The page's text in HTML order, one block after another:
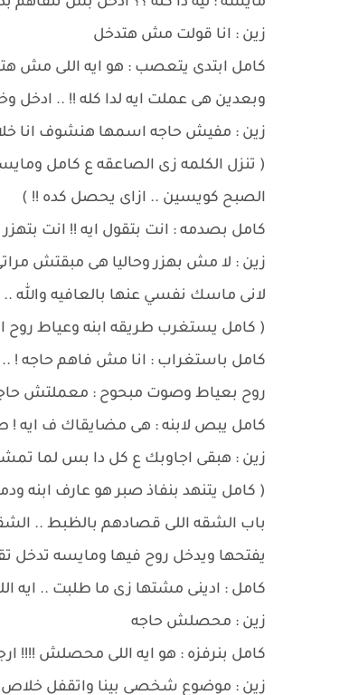
زين : انا قولت مش هتدخل
كامل ابتدى يتعصب : هو ايه اللى مش
وبعدين هى عملت ايه لدا كله !! .. ادخل
زين : مفيش حاجه اسمها هنشوف انا
( تنزل الكلمه زى الصاعقه ع كامل
الصبح كويسين .. ازاى يحصل كده !! )
كامل بصدمه : انت بتقول ايه !! انت
زين : لا مش بهزر وحاليا هى مبقتش
لانى ماسك نفسي عنها بالعافيه والله ..
( كامل يستغرب طريقه ابنه وعياط روح
كامل باستغراب : انا مش فاهم حاجه ! ..
روح بعياط وصوت مبحوح : معملتش
كامل يبص لابنه : هى مضايقاك ف ايه !
زين : هبقى اجاوبك ع كل دا بس لما
( كامل يتنهد بنفاذ صبر هو عارف ابنه
باب الشقه اللى قصادهم بالظبط ..
يفتحها ويدخل روح فيها ومايسه تدخل
كامل : ادينى مشتها زى ما طلبت .. ايه
زين : محصلش حاجه
كامل بنرفزه : هو ايه اللى محصلش !!!!
زين : موضوع شخصى بينا واتقفل خلاص